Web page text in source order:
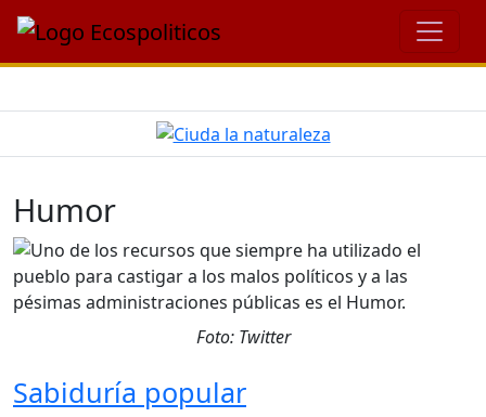
Humor
Foto: Twitter
Sabiduría popular